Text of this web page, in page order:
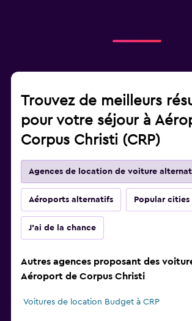
Trouvez de meilleurs
pour votre séjour à
Corpus Christi (CRP)
Agences de location de voiture
Aéroports alternatifs Popular cities
J'ai de la chance
Autres agences proposant des
Aéroport de Corpus Christi
Voitures de location Budget à CRP